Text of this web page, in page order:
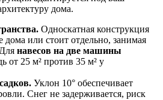
дома.
Односкатная конструкция
дома или стоит отдельно, занимая
навесов на две машины
от 25 м² против 35 м² у
Уклон 10° обеспечивает
Снег не задерживается, риск